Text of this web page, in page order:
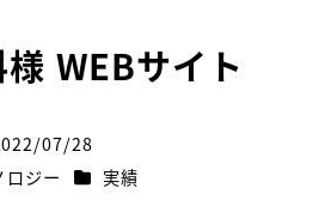
WEBサイト
07/28
ロジー カテゴリー
実績